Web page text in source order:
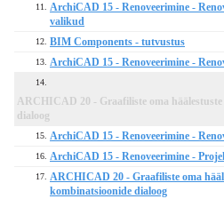
11. ArchiCAD 15 - Renoveerimine -
valikud
12. BIM Components - tutvustus
13. ArchiCAD 15 - Renoveerimine -
14.
ARCHICAD 20 - Graafiliste oma
dialoog
15. ArchiCAD 15 - Renoveerimine -
16. ArchiCAD 15 - Renoveerimine -
17. ARCHICAD 20 - Graafiliste oma
kombinatsioonide dialoog